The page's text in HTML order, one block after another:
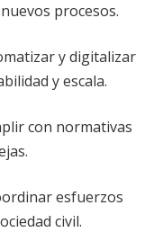
procesos.
y digitalizar
y escala.
con normativas
esfuerzos
civil.